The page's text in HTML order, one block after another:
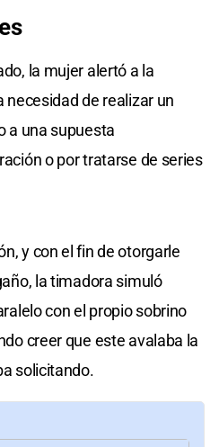
la mujer alertó a la
de realizar un
a una supuesta
o por tratarse de series
y con el fin de otorgarle
la timadora simuló
con el propio sobrino
creer que este avalaba la
solicitando.